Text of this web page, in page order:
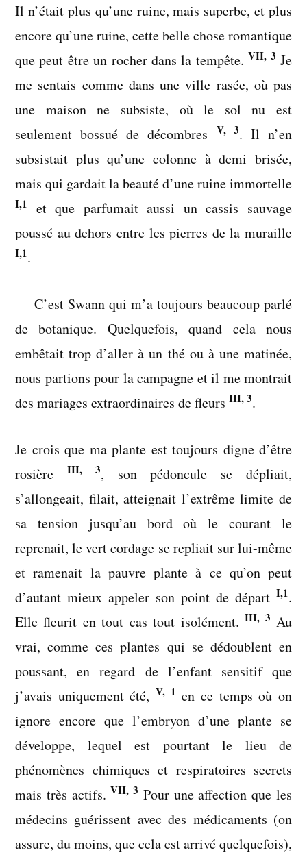
Il n’était plus qu’une ruine, mais superbe, et plus
encore qu’une ruine, cette belle chose romantique
que peut être un rocher dans la tempête. VII, 3 Je
me sentais comme dans une ville rasée, où pas
une maison ne subsiste, où le sol nu est
seulement bossué de décombres
V, 3. Il n’en
subsistait plus qu’une colonne à demi brisée,
mais qui gardait la beauté d’une ruine immortelle
I,1
et que parfumait aussi un cassis sauvage
poussé au dehors entre les pierres de la muraille
I,1.
— C’est Swann qui m’a toujours beaucoup parlé
de botanique. Quelquefois, quand cela nous
embêtait trop d’aller à un thé ou à une matinée,
nous partions pour la campagne et il me montrait
des mariages extraordinaires de fleurs III, 3.
Je crois que ma plante est toujours digne d’être
rosière
III, 3, son pédoncule se dépliait,
s’allongeait, filait, atteignait l’extrême limite de
sa tension jusqu’au bord où le courant le
reprenait, le vert cordage se repliait sur lui-même
et ramenait la pauvre plante à ce qu’on peut
d’autant mieux appeler son point de départ I,1.
Elle fleurit en tout cas tout isolément.III, 3 Au
vrai, comme ces plantes qui se dédoublent en
poussant, en regard de l’enfant sensitif que
j’avais uniquement été, V, 1 en ce temps où on
ignore encore que l’embryon d’une plante se
développe, lequel est pourtant le lieu de
phénomènes chimiques et respiratoires secrets
mais très actifs. VII, 3 Pour une affection que les
médecins guérissent avec des médicaments (on
assure, du moins, que cela est arrivé quelquefois),